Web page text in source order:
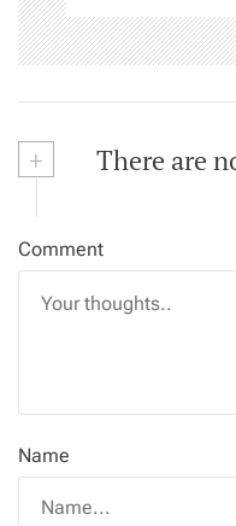
+ There are
Comment
Name